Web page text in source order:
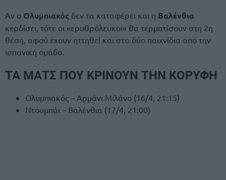
Αν ο Ολυμπιακός δεν τα καταφέρει και η Βαλένθια
κερδίσει, τότε οι «ερυθρόλευκοι» θα τερματίσουν στη 2η
θέση, αφού έχουν ηττηθεί και στα δύο παιχνίδια από την
ισπανική ομάδα.
ΤΑ ΜΑΤΣ ΠΟΥ ΚΡΙΝΟΥΝ ΤΗΝ ΚΟΡΥΦΗ
Ολυμπιακός – Αρμάνι Μιλάνο (16/4, 21:15)
Ντουμπάι – Βαλένθια (17/4, 21:00)